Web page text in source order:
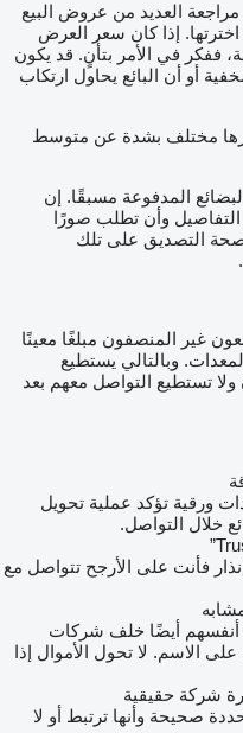
العديد من عروض البيع
إذا كان سعر العرض
ففكر في الأمر بتأنٍ. قد يكون
أو أن البائع يحاول ارتكاب
مختلف بشدة عن متوسط
المدفوعة مسبقًا. إن
وأن تطلب صورًا
التصديق على تلك
غير المنصفون مبلغًا معينًا
وبالتالي يستطيع
تستطيع التواصل معهم بعد
ورقية تؤكد عملية تحويل
خلال التواصل.
فأنت على الأرجح تتواصل مع
أنفسهم أيضًا خلف شركات
الاسم. لا تحول الأموال إذا
شركة حقيقية
صحيحة وأنها ترتبط أو لا